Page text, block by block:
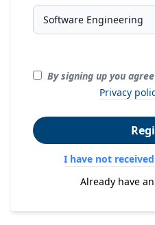
By signing up you
Privacy
I have not
Already have